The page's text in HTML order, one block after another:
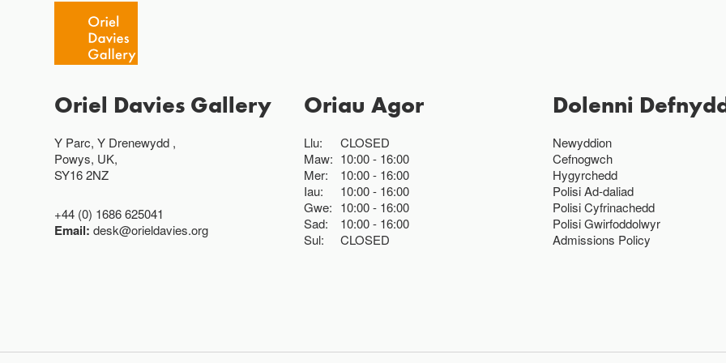
Oriel Davies Gallery
Y Parc, Y Drenewydd ,
Powys, UK,
SY16 2NZ
+44 (0) 1686 625041
Email:desk@orieldavies.org
Oriau Agor
Llu:
CLOSED
Maw: 10:00
16:00
Mer:
10:00
16:00
Iau:
10:00
16:00
Gwe: 10:00
16:00
Sad:
10:00
16:00
Sul:
CLOSED
Dolenni
Newyddion
Cefnogwch
Hygyrchedd
Polisi Ad-daliad
Polisi Cyfrinachedd
Polisi Gwirfoddolwyr
Admissions Policy